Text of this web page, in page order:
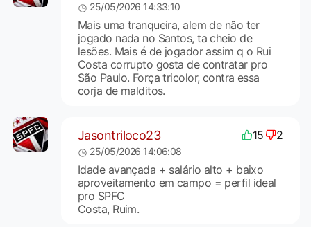
25/05/2026 14:33:10
Mais uma tranqueira, alem de não ter
jogado nada no Santos, ta cheio de
lesões. Mais é de jogador assim q o Rui
Costa corrupto gosta de contratar pro
São Paulo. Força tricolor, contra essa
corja de malditos.
Jasontriloco23 15 2
25/05/2026 14:06:08
Idade avançada + salário alto + baixo
aproveitamento em campo = perfil ideal
pro SPFC
Costa, Ruim.